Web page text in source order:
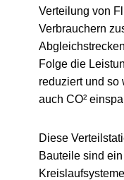
Verteilung von
Verbrauchern
Folge die
reduziert und so
auch CO²
Diese
Bauteile sind